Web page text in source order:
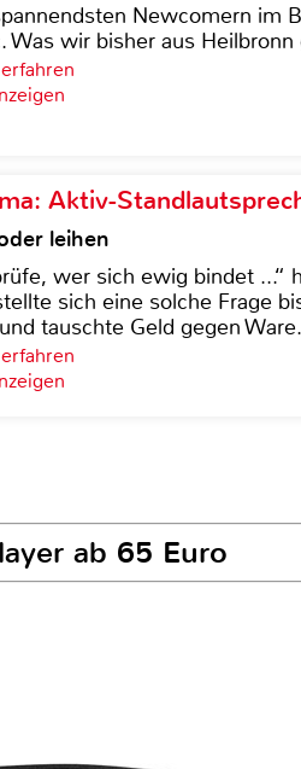
Newcomern im
Was wir bisher aus
Aktiv-
leihen
wer sich ewig bindet ...“
sich eine solche Frage
tauschte Geld gegen Ware.
ab 65 Euro